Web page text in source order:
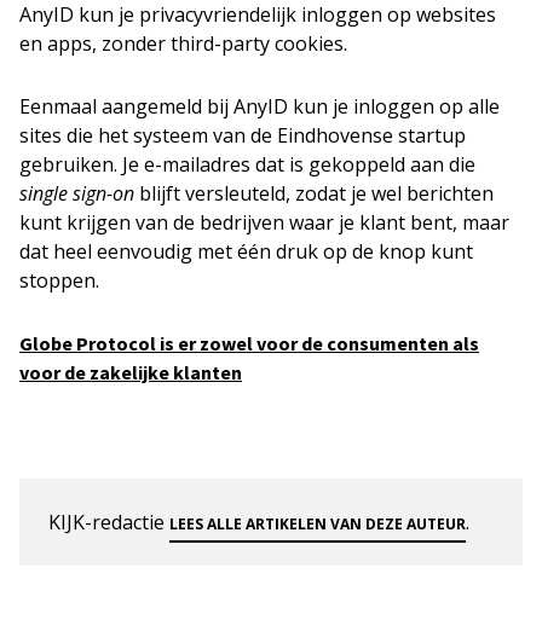
AnyID kun je privacyvriendelijk inloggen op websites
en apps, zonder third-party cookies.
Eenmaal aangemeld bij AnyID kun je inloggen op alle
sites die het systeem van de Eindhovense startup
gebruiken. Je e-mailadres dat is gekoppeld aan die
single sign-on blijft versleuteld, zodat je wel berichten
kunt krijgen van de bedrijven waar je klant bent, maar
dat heel eenvoudig met één druk op de knop kunt
stoppen.
Globe Protocol is er zowel voor de consumenten als
voor de zakelijke klanten
KIJK-redactie LEES ALLE ARTIKELEN VAN DEZE AUTEUR.